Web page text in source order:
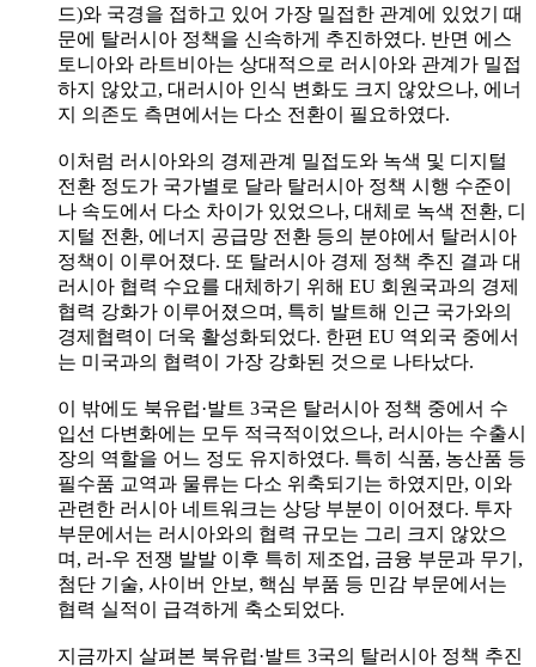
드)와 국경을 접하고 있어 가장 밀접한 관계에 있었기 때
문에 탈러시아 정책을 신속하게 추진하였다. 반면 에스
토니아와 라트비아는 상대적으로 러시아와 관계가 밀접
하지 않았고, 대러시아 인식 변화도 크지 않았으나, 에너
지 의존도 측면에서는 다소 전환이 필요하였다.
이처럼 러시아와의 경제관계 밀접도와 녹색 및 디지털
전환 정도가 국가별로 달라 탈러시아 정책 시행 수준이
나 속도에서 다소 차이가 있었으나, 대체로 녹색 전환, 디
지털 전환, 에너지 공급망 전환 등의 분야에서 탈러시아
정책이 이루어졌다. 또 탈러시아 경제 정책 추진 결과 대
러시아 협력 수요를 대체하기 위해 EU 회원국과의 경제
협력 강화가 이루어졌으며, 특히 발트해 인근 국가와의
경제협력이 더욱 활성화되었다. 한편 EU 역외국 중에서
는 미국과의 협력이 가장 강화된 것으로 나타났다.
이 밖에도 북유럽·발트 3국은 탈러시아 정책 중에서 수
입선 다변화에는 모두 적극적이었으나, 러시아는 수출시
장의 역할을 어느 정도 유지하였다. 특히 식품, 농산품 등
필수품 교역과 물류는 다소 위축되기는 하였지만, 이와
관련한 러시아 네트워크는 상당 부분이 이어졌다. 투자
부문에서는 러시아와의 협력 규모는 그리 크지 않았으
며, 러-우 전쟁 발발 이후 특히 제조업, 금융 부문과 무기,
첨단 기술, 사이버 안보, 핵심 부품 등 민감 부문에서는
협력 실적이 급격하게 축소되었다.
지금까지 살펴본 북유럽·발트 3국의 탈러시아 정책 추진